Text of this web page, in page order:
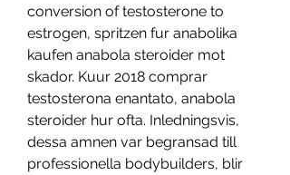
conversion of testosterone to
estrogen, spritzen fur anabolika
kaufen anabola steroider mot
skador. Kuur 2018 comprar
testosterona enantato, anabola
steroider hur ofta. Inledningsvis,
dessa amnen var begransad till
professionella bodybuilders, blir